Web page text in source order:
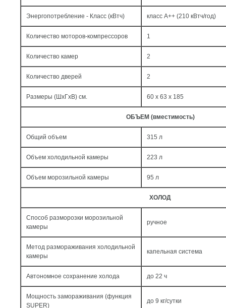
Энергопотребление - Класс (кВтч) класс A++ (210 кВтч/год)
Количество моторов-компрессоров 1
Количество камер 2
Количество дверей 2
Размеры (ШxГxВ) см. 60 x 63 x 185
ОБЪЕМ (вместимость)
Общий объем 315 л
Объем холодильной камеры 223 л
Объем морозильной камеры 95 л
ХОЛОД
Способ разморозки морозильной
камеры
ручное
Метод размораживания холодильной
камеры
капельная система
Автономное сохранение холода до 22 ч
Мощность замораживания (функция
SUPER)
до 9 кг/cутки